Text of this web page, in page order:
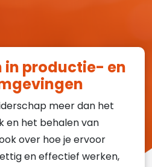
in productie- en
meer dan het
en het behalen van
over hoe je ervoor
en effectief werken,